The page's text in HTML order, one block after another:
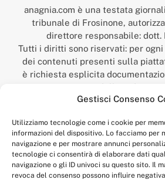
Gestisci Consenso
Utilizziamo tecnologie come i cookie per
informazioni del dispositivo. Lo facciamo per
navigazione e per mostrare annunci
tecnologie ci consentirà di elaborare dati
navigazione o gli ID univoci su questo sito. Il
revoca del consenso possono influire
anagnia.com è una testata
tribunale di Frosinone,
direttore responsabile: dott.
Tutti i diritti sono riservati: per
dei contenuti presenti sulla
è richiesta esplicita
della redazione.
“Anagnia” è un marchio registrato
Economico,
num. registrazione:
Per contatti: